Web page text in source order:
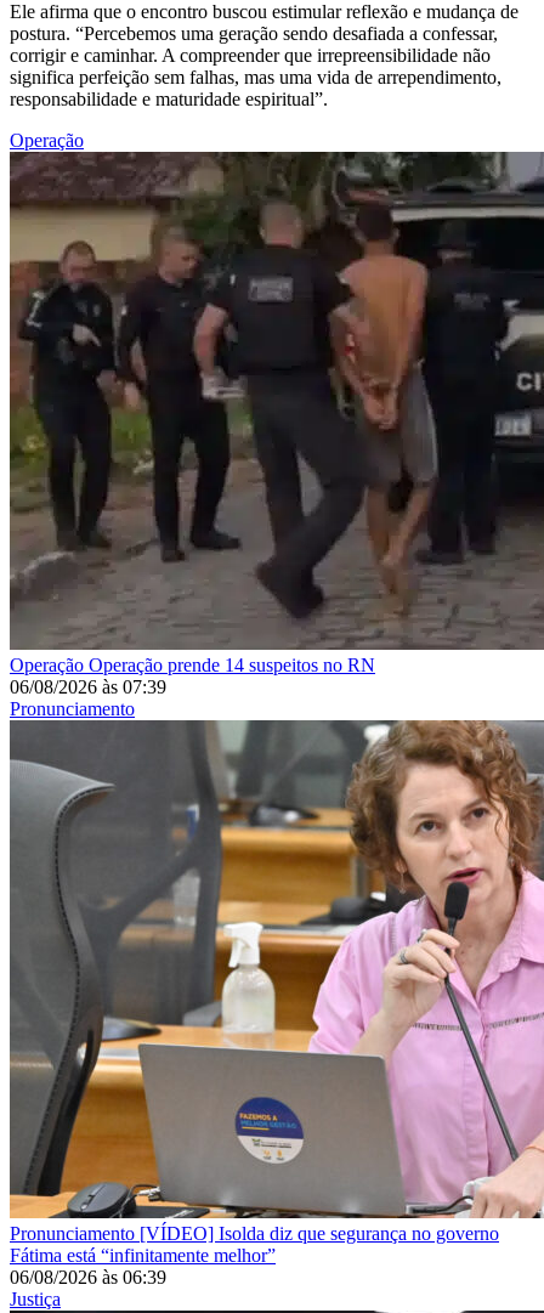
Ele afirma que o encontro buscou estimular reflexão e mudança de
postura. “Percebemos uma geração sendo desafiada a confessar,
corrigir e caminhar. A compreender que irrepreensibilidade não
significa perfeição sem falhas, mas uma vida de arrependimento,
responsabilidade e maturidade espiritual”.
Operação
Operação Operação prende 14 suspeitos no RN
06/08/2026 às 07:39
Pronunciamento
Pronunciamento [VÍDEO] Isolda diz que segurança no governo
Fátima está “infinitamente melhor”
06/08/2026 às 06:39
Justiça